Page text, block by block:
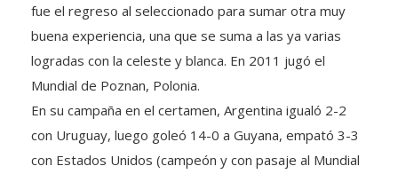
fue el regreso al seleccionado para sumar otra muy
buena experiencia, una que se suma a las ya varias
logradas con la celeste y blanca. En 2011 jugó el
Mundial de Poznan, Polonia.
En su campaña en el certamen, Argentina igualó 2-2
con Uruguay, luego goleó 14-0 a Guyana, empató 3-3
con Estados Unidos (campeón y con pasaje al Mundial